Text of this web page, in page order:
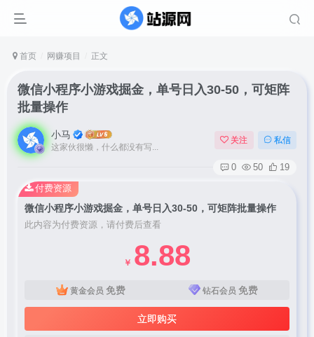
首页 网赚项目 正文
微信小程序小游戏掘金，单号日入30-50，可矩阵
批量操作
小马
这家伙很懒，什么都没有写...
关注 私信
0 50 19
微信小程序小游戏掘金，单号日入30-50，可矩阵批量操作
此内容为付费资源，请付费后查看
￥ 8.88
黄金会员 免费 钻石会员 免费
立即购买
付费资源